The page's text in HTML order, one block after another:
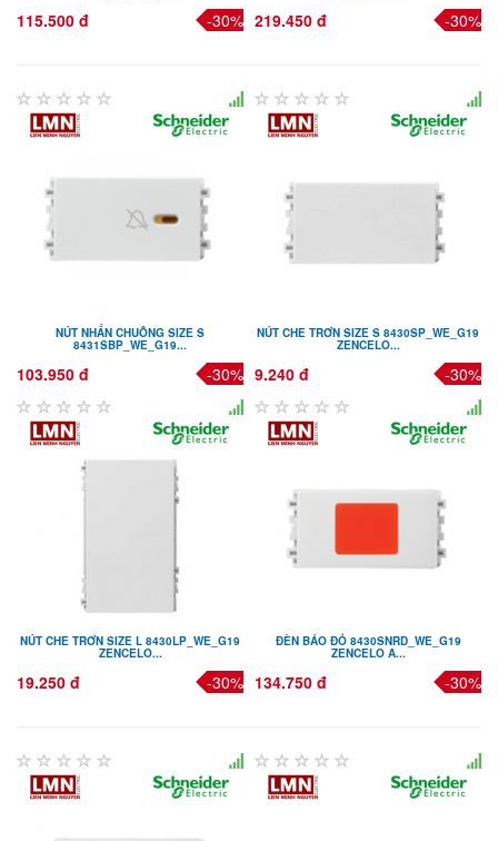
115.500 đ -30% 219.450 đ -30%
NÚT NHẤN CHUÔNG SIZE S
8431SBP_WE_G19...
103.950 đ -30%
NÚT CHE TRƠN SIZE S 8430SP_WE_G19
ZENCELO...
9.240 đ -30%
NÚT CHE TRƠN SIZE L 8430LP_WE_G19
ZENCELO...
19.250 đ -30%
ĐÈN BÁO ĐỎ 8430SNRD_WE_G19
ZENCELO A...
134.750 đ -30%